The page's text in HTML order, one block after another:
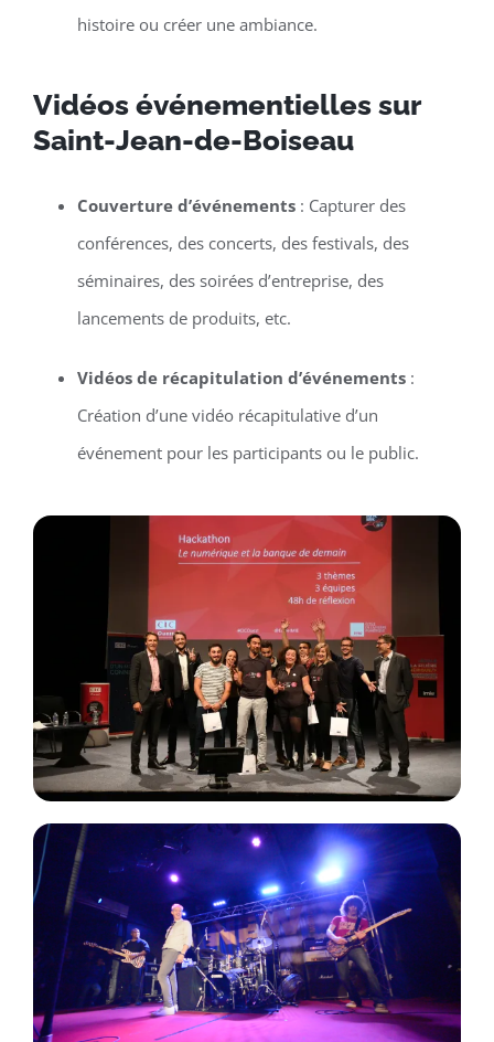
histoire ou créer une ambiance.
Vidéos événementielles sur
Saint-Jean-de-Boiseau
Couverture d’événements: Capturer des
conférences, des concerts, des festivals, des
séminaires, des soirées d’entreprise, des
lancements de produits, etc.
Vidéos de récapitulation d’événements:
Création d’une vidéo récapitulative d’un
événement pour les participants ou le public.